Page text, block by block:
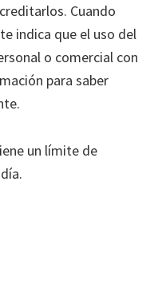
Cuando
indica que el uso del
o comercial con
para saber
un límite de